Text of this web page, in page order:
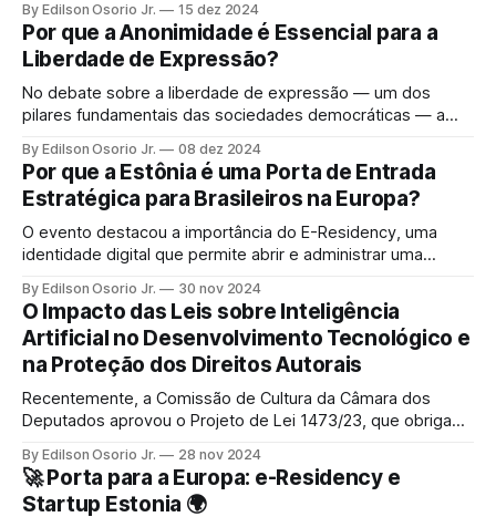
expressão e segurança.
By Edilson Osorio Jr. 15 dez 2024
Por que a Anonimidade é Essencial para a
Liberdade de Expressão?
No debate sobre a liberdade de expressão — um dos
pilares fundamentais das sociedades democráticas — a
controverso.
By Edilson Osorio Jr. 08 dez 2024
Por que a Estônia é uma Porta de Entrada
Estratégica para Brasileiros na Europa?
O evento destacou a importância do E-Residency, uma
identidade digital que permite abrir e administrar uma
é só o começo. Vamos explorar o que faz da Estônia um
ponto de destaque no cenário europeu.
By Edilson Osorio Jr. 30 nov 2024
O Impacto das Leis sobre Inteligência
Artificial no Desenvolvimento Tecnológico e
na Proteção dos Direitos Autorais
Recentemente, a Comissão de Cultura da Câmara dos
Deputados aprovou o Projeto de Lei 1473/23, que obriga
autores possam restringir o uso de seus conteúdos pelos
algoritmos.
By Edilson Osorio Jr. 28 nov 2024
🚀 Porta para a Europa: e-Residency e
Startup Estonia 🌍